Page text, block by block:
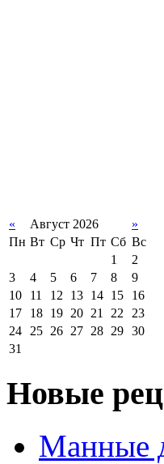
« Август 2026
»
Пн Вт Ср Чт Пт Сб Вс
1
2
3
4 5 6 7 8
9
10
11 12 13 14 15
16
17
18 19 20 21 22 23
24 25 26 27 28 29 30
31
Новые
Манные